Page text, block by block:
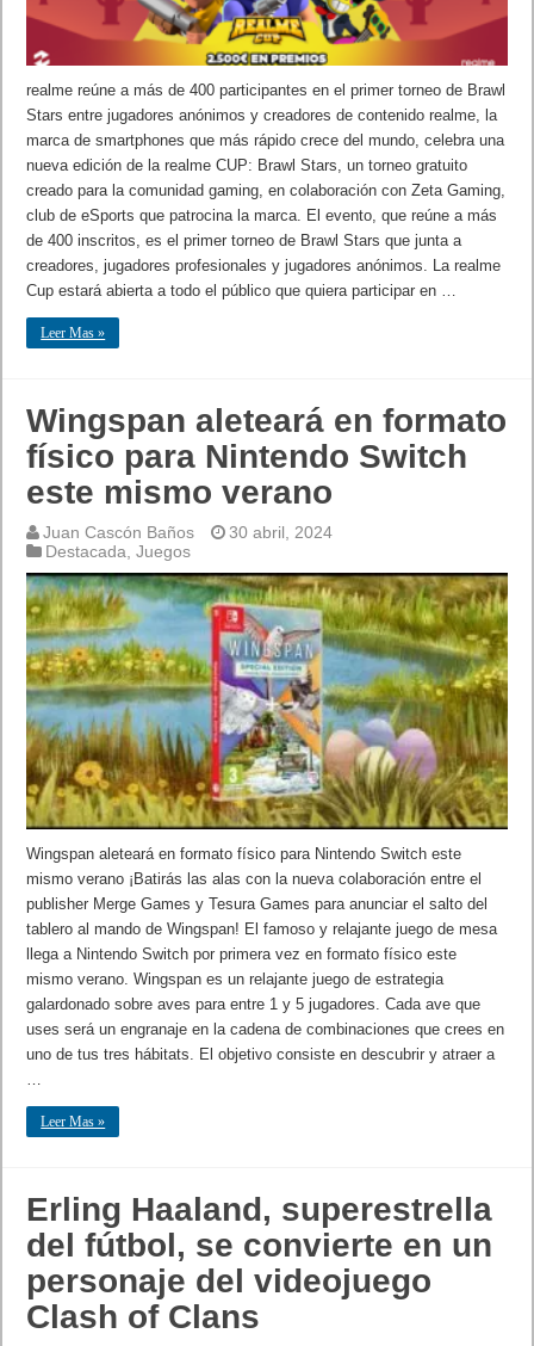
realme reúne a más de 400 participantes en el primer torneo de Brawl
Stars entre jugadores anónimos y creadores de contenido realme, la
marca de smartphones que más rápido crece del mundo, celebra una
nueva edición de la realme CUP: Brawl Stars, un torneo gratuito
creado para la comunidad gaming, en colaboración con Zeta Gaming,
club de eSports que patrocina la marca. El evento, que reúne a más
de 400 inscritos, es el primer torneo de Brawl Stars que junta a
creadores, jugadores profesionales y jugadores anónimos. La realme
Cup estará abierta a todo el público que quiera participar en …
Leer Mas »
Wingspan aleteará en formato
físico para Nintendo Switch
este mismo verano
Juan Cascón Baños
30 abril, 2024
Destacada,Juegos
Wingspan aleteará en formato físico para Nintendo Switch este
mismo verano ¡Batirás las alas con la nueva colaboración entre el
publisher Merge Games y Tesura Games para anunciar el salto del
tablero al mando de Wingspan! El famoso y relajante juego de mesa
llega a Nintendo Switch por primera vez en formato físico este
mismo verano. Wingspan es un relajante juego de estrategia
galardonado sobre aves para entre 1 y 5 jugadores. Cada ave que
uses será un engranaje en la cadena de combinaciones que crees en
uno de tus tres hábitats. El objetivo consiste en descubrir y atraer a
…
Leer Mas »
Erling Haaland, superestrella
del fútbol, se convierte en un
personaje del videojuego
Clash of Clans